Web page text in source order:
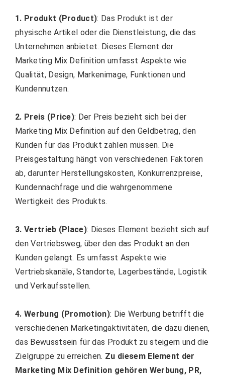
1. Produkt (Product): Das Produkt ist der
physische Artikel oder die Dienstleistung, die das
Unternehmen anbietet. Dieses Element der
Marketing Mix Definition umfasst Aspekte wie
Qualität, Design, Markenimage, Funktionen und
Kundennutzen.
2. Preis (Price): Der Preis bezieht sich bei der
Marketing Mix Definition auf den Geldbetrag, den
Kunden für das Produkt zahlen müssen. Die
Preisgestaltung hängt von verschiedenen Faktoren
ab, darunter Herstellungskosten, Konkurrenzpreise,
Kundennachfrage und die wahrgenommene
Wertigkeit des Produkts.
3. Vertrieb (Place): Dieses Element bezieht sich auf
den Vertriebsweg, über den das Produkt an den
Kunden gelangt. Es umfasst Aspekte wie
Vertriebskanäle, Standorte, Lagerbestände, Logistik
und Verkaufsstellen.
4. Werbung (Promotion): Die Werbung betrifft die
verschiedenen Marketingaktivitäten, die dazu dienen,
das Bewusstsein für das Produkt zu steigern und die
Zielgruppe zu erreichen. Zu diesem Element der
Marketing Mix Definition gehören Werbung, PR,